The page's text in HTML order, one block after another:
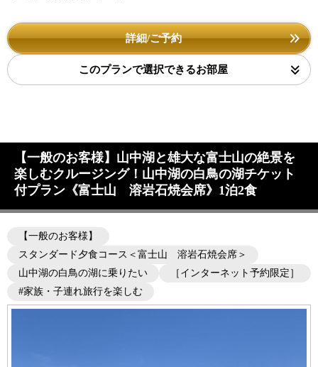
詳細/ご予約
このプランで選択できるお部屋
【一般のお客様】山中湖と雄大な富士山の絶景を
楽しむクルージング！山中湖の白鳥の湖チケット
付プラン《富士山 溶岩石焼会席》1泊2食
【一般のお客様】
スタンダード夕食コース＜富士山 溶岩石焼会席＞
山中湖の白鳥の湖に乗りたい
［インターネット予約限定］
#家族・子連れ旅行を楽しむ